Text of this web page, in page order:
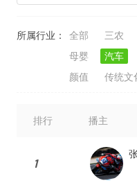
所属行业： 全部 三农
母婴
汽车
颜值
传统文
排行 播主
1